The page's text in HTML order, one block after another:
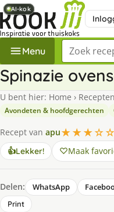
Menu Zoek een
Spinazie
U bent hier: Home › Recepten
Avondeten & hoofdgerechten
Recept van apu★★★☆☆
👍Lekker! Maak
Delen: WhatsApp
Print
AI-kok
AI-kok
AI-kok